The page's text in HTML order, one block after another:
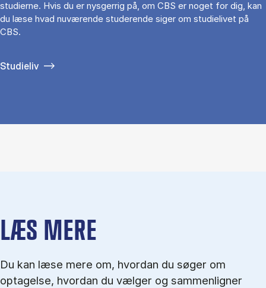
studierne. Hvis du er nysgerrig på, om CBS er noget for dig, kan
du læse hvad nuværende studerende siger om studielivet på
CBS.
Studieliv
LÆS MERE
Du kan læse mere om, hvordan du søger om
optagelse, hvordan du vælger og sammenligner